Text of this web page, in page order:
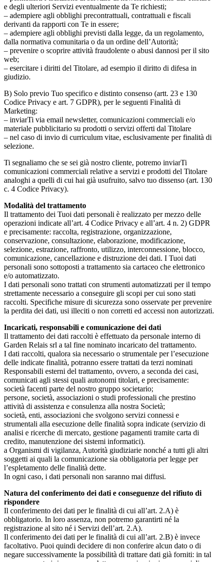
e degli ulteriori Servizi eventualmente da Te richiesti;
– adempiere agli obblighi precontrattuali, contrattuali e fiscali
derivanti da rapporti con Te in essere;
– adempiere agli obblighi previsti dalla legge, da un regolamento,
dalla normativa comunitaria o da un ordine dell’Autorità;
– prevenire o scoprire attività fraudolente o abusi dannosi per il sito
web;
– esercitare i diritti del Titolare, ad esempio il diritto di difesa in
giudizio.
B) Solo previo Tuo specifico e distinto consenso (artt. 23 e 130
Codice Privacy e art. 7 GDPR), per le seguenti Finalità di
Marketing:
– inviarTi via email newsletter, comunicazioni commerciali e/o
materiale pubblicitario su prodotti o servizi offerti dal Titolare
– nel caso di invio di curriculum vitae, esclusivamente per finalità di
selezione.
Ti segnaliamo che se sei già nostro cliente, potremo inviarTi
comunicazioni commerciali relative a servizi e prodotti del Titolare
analoghi a quelli di cui hai già usufruito, salvo tuo dissenso (art. 130
c. 4 Codice Privacy).
Modalità del trattamento
Il trattamento dei Tuoi dati personali è realizzato per mezzo delle
operazioni indicate all’art. 4 Codice Privacy e all’art. 4 n. 2) GDPR
e precisamente: raccolta, registrazione, organizzazione,
conservazione, consultazione, elaborazione, modificazione,
selezione, estrazione, raffronto, utilizzo, interconnessione, blocco,
comunicazione, cancellazione e distruzione dei dati. I Tuoi dati
personali sono sottoposti a trattamento sia cartaceo che elettronico
e/o automatizzato.
I dati personali sono trattati con strumenti automatizzati per il tempo
strettamente necessario a conseguire gli scopi per cui sono stati
raccolti. Specifiche misure di sicurezza sono osservate per prevenire
la perdita dei dati, usi illeciti o non corretti ed accessi non autorizzati.
Incaricati, responsabili e comunicazione dei dati
Il trattamento dei dati raccolti è effettuato da personale interno di
Garden Relais srl a tal fine nominato incaricato del trattamento.
I dati raccolti, qualora sia necessario o strumentale per l’esecuzione
delle indicate finalità, potranno essere trattati da terzi nominati
Responsabili esterni del trattamento, ovvero, a seconda dei casi,
comunicati agli stessi quali autonomi titolari, e precisamente:
società facenti parte del nostro gruppo societario;
persone, società, associazioni o studi professionali che prestino
attività di assistenza e consulenza alla nostra Società;
società, enti, associazioni che svolgono servizi connessi e
strumentali alla esecuzione delle finalità sopra indicate (servizio di
analisi e ricerche di mercato, gestione pagamenti tramite carta di
credito, manutenzione dei sistemi informatici).
a Organismi di vigilanza, Autorità giudiziarie nonché a tutti gli altri
soggetti ai quali la comunicazione sia obbligatoria per legge per
l’espletamento delle finalità dette.
In ogni caso, i dati personali non saranno mai diffusi.
Natura del conferimento dei dati e conseguenze del rifiuto di
rispondere
Il conferimento dei dati per le finalità di cui all’art. 2.A) è
obbligatorio. In loro assenza, non potremo garantirti né la
registrazione al sito né i Servizi dell’art. 2.A).
Il conferimento dei dati per le finalità di cui all’art. 2.B) è invece
facoltativo. Puoi quindi decidere di non conferire alcun dato o di
negare successivamente la possibilità di trattare dati già forniti: in tal